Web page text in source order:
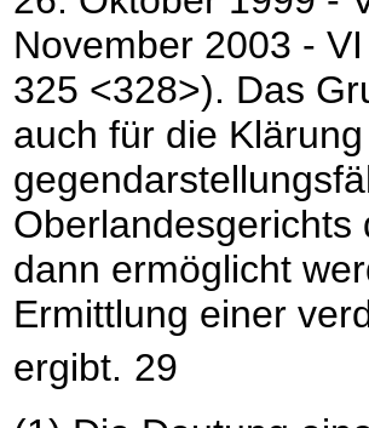
November 2003 -
325 <328>). Das
auch für die
Oberlandesgerichts
dann ermöglicht
Ermittlung einer
ergibt. 29